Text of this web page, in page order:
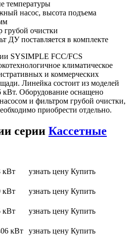
температуры
насос, высота подъема
грубой очистки
ДУ поставляется в комплекте
SYSIMPLE FCC/FCS
климатическое
и коммерческих
Линейка состоит из моделей
Оборудование оснащено
и фильтром грубой очистки,
приобрести отдельно.
серии Кассетные
кВт узнать цену Купить
кВт узнать цену Купить
кВт узнать цену Купить
кВт узнать цену Купить